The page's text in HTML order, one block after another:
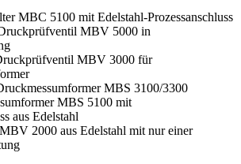
MBC 5100 mit Edelstahl-Prozessanschluss
MBV 5000 in
MBV 3000 für
MBS 3100/3300
MBS 5100 mit
aus Edelstahl
2000 aus Edelstahl mit nur einer